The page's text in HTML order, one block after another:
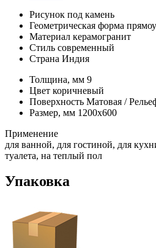
Рисунок под камень
Геометрическая форма
Материал керамогранит
Стиль современный
Страна Индия
Толщина, мм 9
Цвет коричневый
Поверхность Матовая /
Размер, мм 1200х600
Применение
для ванной, для гостиной, для
туалета, на теплый пол
Упаковка